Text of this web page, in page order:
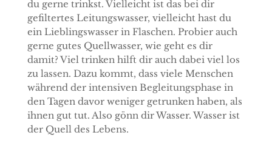
du gerne trinkst. Vielleicht ist das bei dir
gefiltertes Leitungswasser, vielleicht hast du
ein Lieblingswasser in Flaschen. Probier auch
gerne gutes Quellwasser, wie geht es dir
damit? Viel trinken hilft dir auch dabei viel los
zu lassen. Dazu kommt, dass viele Menschen
während der intensiven Begleitungsphase in
den Tagen davor weniger getrunken haben, als
ihnen gut tut. Also gönn dir Wasser. Wasser ist
der Quell des Lebens.